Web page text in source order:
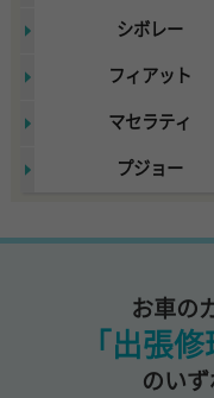
シボレー
フィアット
マセラティ
プジョー
お車の
「出張
のい